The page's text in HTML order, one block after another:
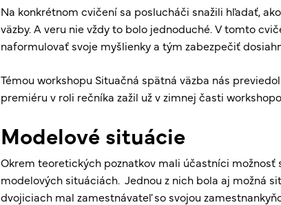
Na konkrétnom cvičení sa poslucháči snažili hľadať,
väzby. A veru nie vždy to bolo jednoduché. V tomto
naformulovať svoje myšlienky a tým zabezpečiť
Témou workshopu Situačná spätná väzba nás
premiéru v roli rečníka zažil už v zimnej časti
Modelové situácie
Okrem teoretických poznatkov mali účastníci
modelových situáciách. Jednou z nich bola aj možná
dvojiciach mal zamestnávateľ so svojou